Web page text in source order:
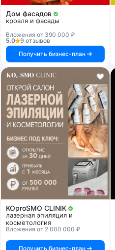
Дом фасадов
кровля и фасады
Вложения от 390 000 ₽
5.0
9 отзывов
Получить бизнес-план
KOproSMO CLINIK
лазерная эпиляция и
косметология
Вложения от 2 000 000 ₽
Получить бизнес-план